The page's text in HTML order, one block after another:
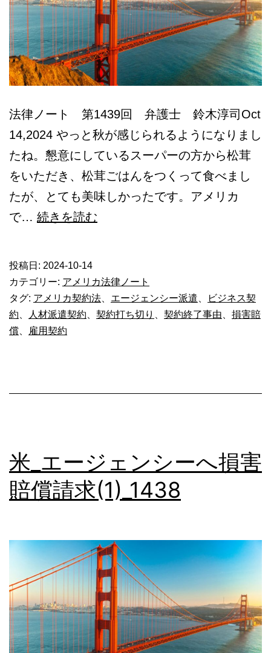
ラ
リ
ア
法律ノート 第1439回 弁護士 鈴木淳司Oct
14,2024 やっと秋が感じられるようになりまし
たね。懇意にしているスーパーの方から松茸
をいただき、松茸ごはんをつくって食べまし
たが、とても美味しかったです。アメリカ
で… 続きを読む
ー
ジ
ェ
賠
償
請
(2)_1439
投稿日: 2024-10-14
カテゴリー: アメリカ法律ノート
タグ: アメリカ契約法 エージェンシー派遣
ビジネス契
約
人材派遣契約 契約打ち切り 契約終了事由
損害賠
償
雇用契約
米_エージェンシーへ損害
賠償請求(1)_1438